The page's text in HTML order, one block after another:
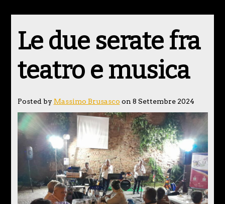
Le due serate fra
teatro e musica
Posted by Massimo Brusasco on 8 Settembre 2024